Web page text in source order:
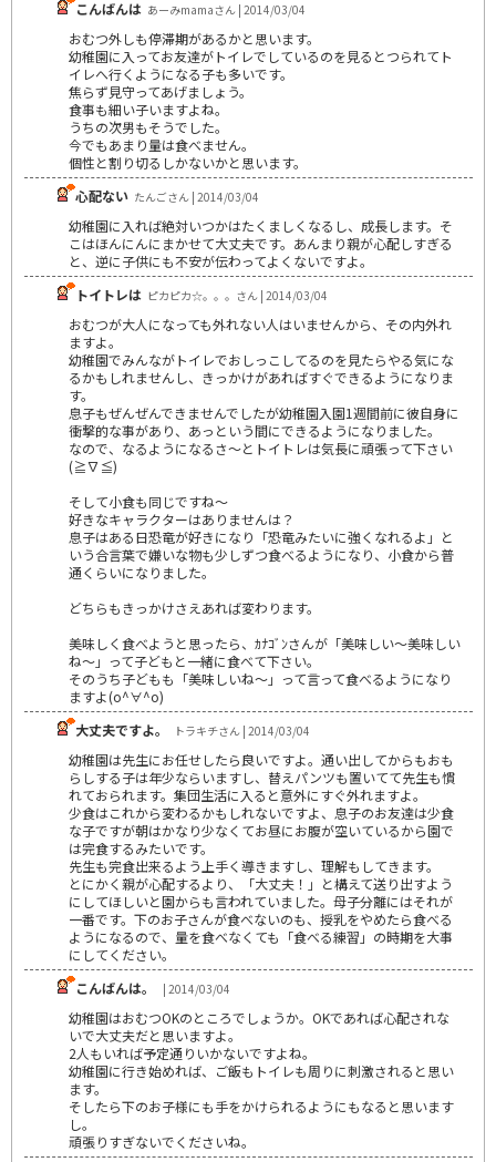
こんばんは あーみmamaさん | 2014/03/04
おむつ外しも停滞期があるかと思います。
幼稚園に入ってお友達がトイレでしているのを見るとつられてト
イレへ行くようになる子も多いです。
焦らず見守ってあげましょう。
食事も細い子いますよね。
うちの次男もそうでした。
今でもあまり量は食べません。
個性と割り切るしかないかと思います。
心配ない たんごさん | 2014/03/04
幼稚園に入れば絶対いつかはたくましくなるし、成長します。そ
こはほんにんにまかせて大丈夫です。あんまり親が心配しすぎる
と、逆に子供にも不安が伝わってよくないですよ。
トイトレは ピカピカ☆。。。さん | 2014/03/04
おむつが大人になっても外れない人はいませんから、その内外れ
ますよ。
幼稚園でみんながトイレでおしっこしてるのを見たらやる気にな
るかもしれませんし、きっかけがあればすぐできるようになりま
す。
息子もぜんぜんできませんでしたが幼稚園入園1週間前に彼自身に
衝撃的な事があり、あっという間にできるようになりました。
なので、なるようになるさ～とトイトレは気長に頑張って下さい
(≧∇≦)
そして小食も同じですね～
好きなキャラクターはありませんは？
息子はある日恐竜が好きになり「恐竜みたいに強くなれるよ」と
いう合言葉で嫌いな物も少しずつ食べるようになり、小食から普
通くらいになりました。
どちらもきっかけさえあれば変わります。
美味しく食べようと思ったら、ｶﾅｺﾞﾝさんが「美味しい～美味しい
ね～」って子どもと一緒に食べて下さい。
そのうち子どもも「美味しいね～」って言って食べるようになり
ますよ(o^∀^o)
大丈夫ですよ。
トラキチさん | 2014/03/04
幼稚園は先生にお任せしたら良いですよ。通い出してからもおも
らしする子は年少ならいますし、替えパンツも置いてて先生も慣
れておられます。集団生活に入ると意外にすぐ外れますよ。
少食はこれから変わるかもしれないですよ、息子のお友達は少食
な子ですが朝はかなり少なくてお昼にお腹が空いているから園で
は完食するみたいです。
先生も完食出来るよう上手く導きますし、理解もしてきます。
とにかく親が心配するより、「大丈夫！」と構えて送り出すよう
にしてほしいと園からも言われていました。母子分離にはそれが
一番です。下のお子さんが食べないのも、授乳をやめたら食べる
ようになるので、量を食べなくても「食べる練習」の時期を大事
にしてください。
こんばんは。
| 2014/03/04
幼稚園はおむつOKのところでしょうか。OKであれば心配されな
いで大丈夫だと思いますよ。
2人もいれば予定通りいかないですよね。
幼稚園に行き始めれば、ご飯もトイレも周りに刺激されると思い
ます。
そしたら下のお子様にも手をかけられるようにもなると思います
し。
頑張りすぎないでくださいね。